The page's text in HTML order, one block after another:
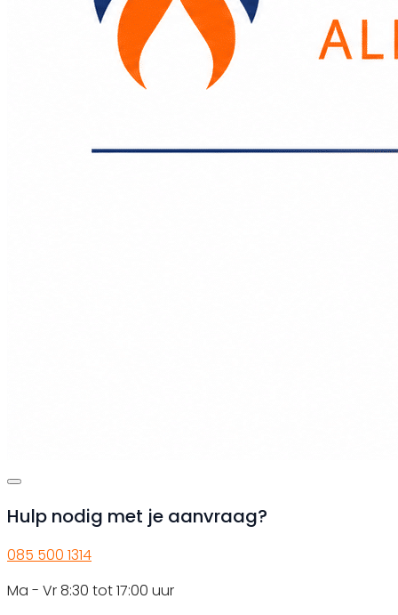
Hulp nodig met je aanvraag?
085 500 1314
Ma - Vr 8:30 tot 17:00 uur